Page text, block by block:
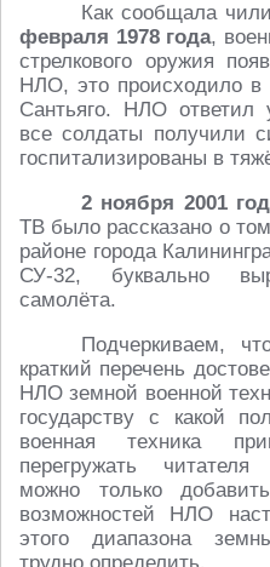
Как сообщала
февраля 1978 года,
стрелкового оружия
НЛО, это происходило в
Сантьяго. НЛО ответил
все солдаты получили
госпитализированы в
2 ноября 2001
ТВ было рассказано о
районе города
СУ-32, буквально
самолёта.
Подчеркиваем,
краткий перечень
НЛО земной военной
государству с какой
военная техника
перегружать
можно только
возможностей НЛО
этого диапазона